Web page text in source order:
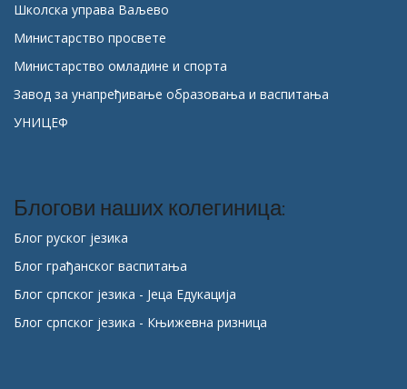
Школска управа Ваљево
Министарство просвете
Министарство омладине и спорта
Завод за унапређивање образовања и васпитања
УНИЦЕФ
Блогови наших колегиница:
Блог руског језика
Блог грађанског васпитања
Блог српског језика - Јеца Едукација
Блог српског језика - Књижевна ризница